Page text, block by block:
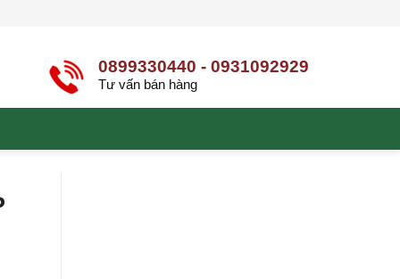
0899330440 - 0931092929
Tư vấn bán hàng